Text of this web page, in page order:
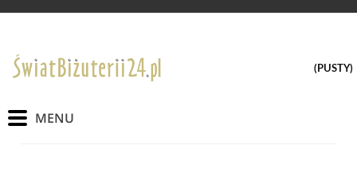
(PUSTY)